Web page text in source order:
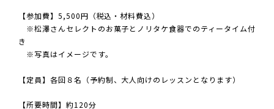
【参加費】5,500円（税込・材料費込）
※松澤さんセレクトのお菓子とノリタケ食器でのティータイム付
き
※写真はイメージです。
【定員】各回８名（予約制、大人向けのレッスンとなります）
【所要時間】約120分